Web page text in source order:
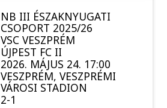
NB III ÉSZAKNYUGATI
CSOPORT 2025/26
VSC VESZPRÉM
ÚJPEST FC II
2026. MÁJUS 24. 17:00
VESZPRÉM, VESZPRÉMI
VÁROSI STADION
2-1